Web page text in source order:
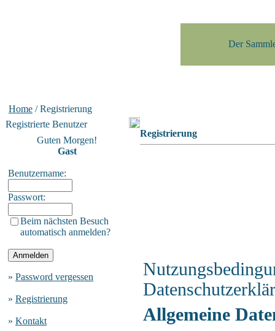
Der
Home / Registrierung
Registrierte Benutzer
Guten Morgen!
Gast
Benutzername:
Passwort:
Beim nächsten Besuch
automatisch anmelden?
» Password vergessen
» Registrierung
» Kontakt
Registrierung
Allgemeine